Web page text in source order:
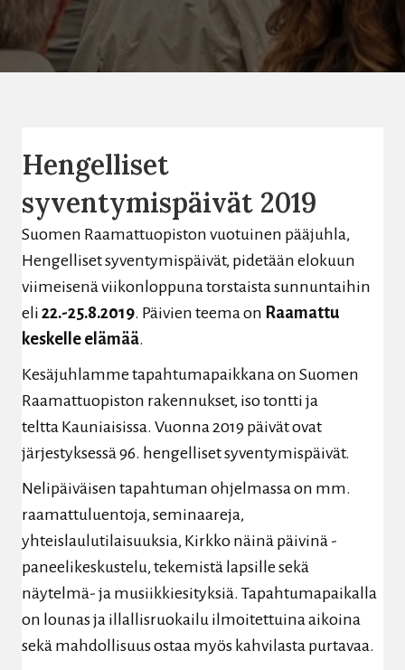
Hengelliset
syventymispäivät 2019
Suomen Raamattuopiston vuotuinen pääjuhla,
Hengelliset syventymispäivät, pidetään elokuun
viimeisenä viikonloppuna torstaista sunnuntaihin
eli 22.-25.8.2019. Päivien teema on Raamattu
keskelle elämää.
Kesäjuhlamme tapahtumapaikkana on Suomen
Raamattuopiston rakennukset, iso tontti ja
teltta Kauniaisissa. Vuonna 2019 päivät ovat
järjestyksessä 96. hengelliset syventymispäivät.
Nelipäiväisen tapahtuman ohjelmassa on mm.
raamattuluentoja, seminaareja,
yhteislaulutilaisuuksia, Kirkko näinä päivinä -
paneelikeskustelu, tekemistä lapsille sekä
näytelmä- ja musiikkiesityksiä. Tapahtumapaikalla
on lounas ja illallisruokailu ilmoitettuina aikoina
sekä mahdollisuus ostaa myös kahvilasta purtavaa.